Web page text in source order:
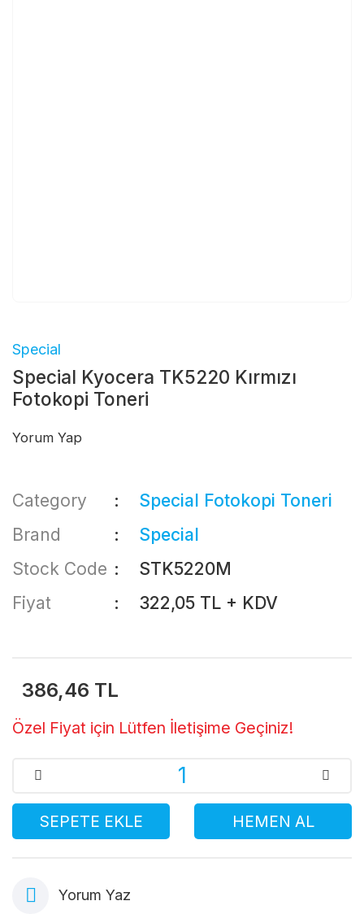
Special
Special Kyocera TK5220 Kırmızı
Fotokopi Toneri
Yorum Yap
Category
Special Fotokopi Toneri
Brand
Special
Stock Code
STK5220M
Fiyat
322,05 TL + KDV
386,46 TL
Özel Fiyat için Lütfen İletişime Geçiniz!
SEPETE EKLE HEMEN AL
Yorum Yaz